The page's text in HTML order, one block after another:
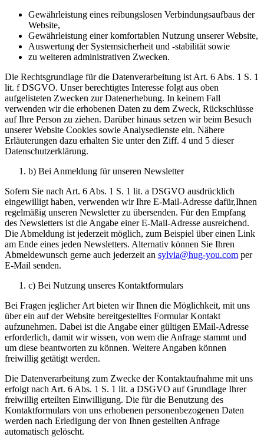
Gewährleistung eines reibungslosen Verbindungsaufbaus der
Website,
Gewährleistung einer komfortablen Nutzung unserer Website,
Auswertung der Systemsicherheit und -stabilität sowie
zu weiteren administrativen Zwecken.
Die Rechtsgrundlage für die Datenverarbeitung ist Art. 6 Abs. 1 S. 1
lit. f DSGVO. Unser berechtigtes Interesse folgt aus oben
aufgelisteten Zwecken zur Datenerhebung. In keinem Fall
verwenden wir die erhobenen Daten zu dem Zweck, Rückschlüsse
auf Ihre Person zu ziehen. Darüber hinaus setzen wir beim Besuch
unserer Website Cookies sowie Analysedienste ein. Nähere
Erläuterungen dazu erhalten Sie unter den Ziff. 4 und 5 dieser
Datenschutzerklärung.
b) Bei Anmeldung für unseren Newsletter
Sofern Sie nach Art. 6 Abs. 1 S. 1 lit. a DSGVO ausdrücklich
eingewilligt haben, verwenden wir Ihre E-Mail-Adresse dafür,Ihnen
regelmäßig unseren Newsletter zu übersenden. Für den Empfang
des Newsletters ist die Angabe einer E-Mail-Adresse ausreichend.
Die Abmeldung ist jederzeit möglich, zum Beispiel über einen Link
am Ende eines jeden Newsletters. Alternativ können Sie Ihren
Abmeldewunsch gerne auch jederzeit an sylvia@hug-you.com per
E-Mail senden.
c) Bei Nutzung unseres Kontaktformulars
Bei Fragen jeglicher Art bieten wir Ihnen die Möglichkeit, mit uns
über ein auf der Website bereitgestelltes Formular Kontakt
aufzunehmen. Dabei ist die Angabe einer gültigen EMail-Adresse
erforderlich, damit wir wissen, von wem die Anfrage stammt und
um diese beantworten zu können. Weitere Angaben können
freiwillig getätigt werden.
Die Datenverarbeitung zum Zwecke der Kontaktaufnahme mit uns
erfolgt nach Art. 6 Abs. 1 S. 1 lit. a DSGVO auf Grundlage Ihrer
freiwillig erteilten Einwilligung. Die für die Benutzung des
Kontaktformulars von uns erhobenen personenbezogenen Daten
werden nach Erledigung der von Ihnen gestellten Anfrage
automatisch gelöscht.